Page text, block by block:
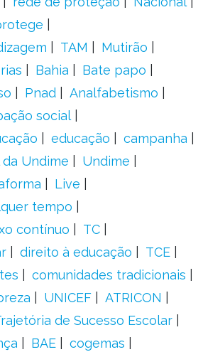
TAM
Mutirão
Bahia
Bate papo
Pnad
Analfabetismo
social
educação
campanha
Undime
Undime
Live
tempo
contínuo
TC
direito à educação
TCE
comunidades tradicionais
UNICEF
ATRICON
de Sucesso Escolar
BAE
cogemas